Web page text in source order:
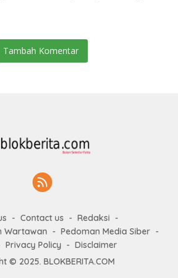
Tambah Komentar
Contact us
Redaksi
Wartawan
Pedoman Media Siber
Privacy Policy
Disclaimer
© 2025. BLOKBERITA.COM